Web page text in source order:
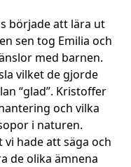
började att lära ut
sen tog Emilia och
med barnen.
vilket de gjorde
“glad”. Kristoffer
och vilka
i naturen.
vi hade att säga och
de olika ämnena